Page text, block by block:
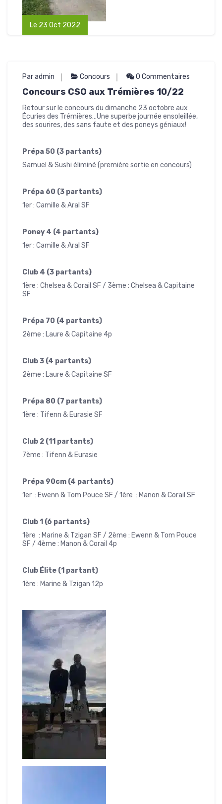
Le 23 Oct 2022
Par admin Concours 0 Commentaires
Concours CSO aux Trémières 10/22
Retour sur le concours du dimanche 23 octobre aux
Écuries des Trémières…Une superbe journée ensoleillée,
des sourires, des sans faute et des poneys géniaux!
Prépa 50 (3 partants)
Samuel & Sushi éliminé (première sortie en concours)
Prépa 60 (3 partants)
1er : Camille & Aral SF
Poney 4 (4 partants)
1er : Camille & Aral SF
Club 4 (3 partants)
1ère : Chelsea & Corail SF / 3ème : Chelsea & Capitaine
SF
Prépa 70 (4 partants)
2ème : Laure & Capitaine 4p
Club 3 (4 partants)
2ème : Laure & Capitaine SF
Prépa 80 (7 partants)
1ère : Tifenn & Eurasie SF
Club 2 (11 partants)
7ème : Tifenn & Eurasie
Prépa 90cm (4 partants)
1er : Ewenn & Tom Pouce SF / 1ère : Manon & Corail SF
Club 1 (6 partants)
1ère : Marine & Tzigan SF / 2ème : Ewenn & Tom Pouce
SF / 4ème : Manon & Corail 4p
Club Élite (1 partant)
1ère : Marine & Tzigan 12p